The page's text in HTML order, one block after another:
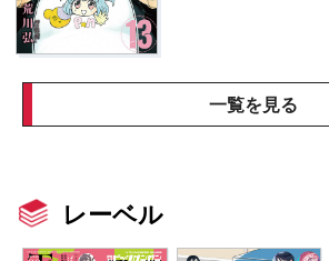
一覧を見る
レーベル